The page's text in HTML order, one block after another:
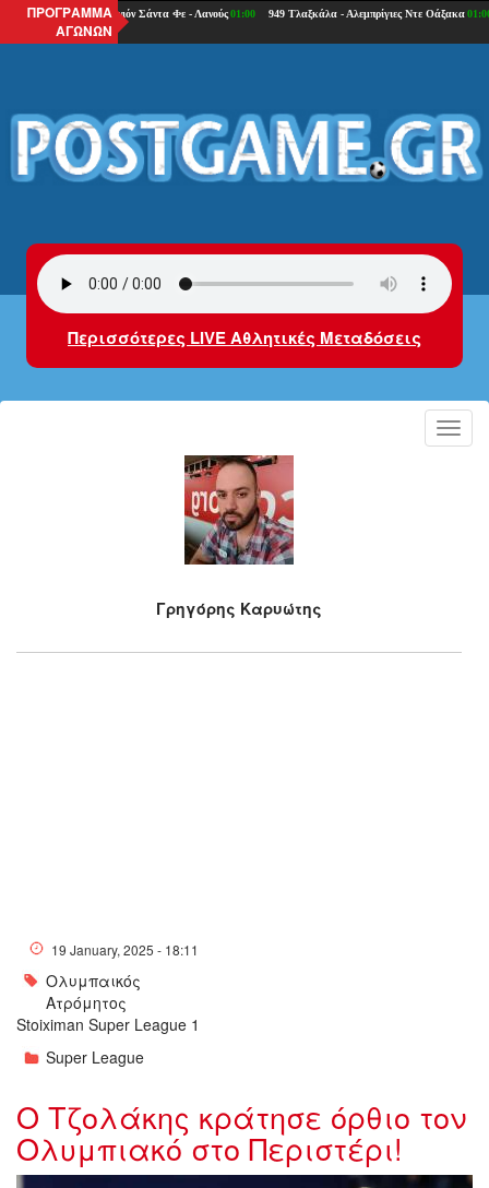
ΠΡΟΓΡΑΜΜΑ
ΑΓΩΝΩΝ
Περισσότερες LIVE Αθλητικές Μεταδόσεις
Γρηγόρης Καρυώτης
19 January, 2025 - 18:11
Ολυμπαικός
Ατρόμητος
Stoiximan Super League 1
Super League
Ο Τζολάκης κράτησε όρθιο τον
Ολυμπιακό στο Περιστέρι!